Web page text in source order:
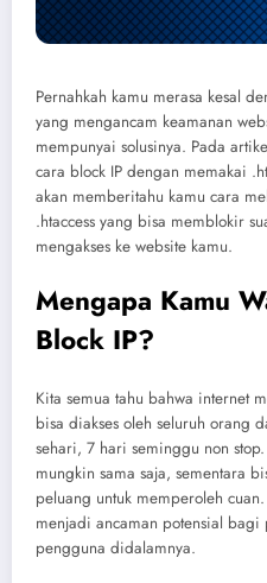
Pernahkah kamu merasa kesal
yang mengancam keamanan
mempunyai solusinya. Pada
cara block IP dengan memakai
akan memberitahu kamu cara
.htaccess yang bisa memblokir
mengakses ke website kamu.
Mengapa Kamu
Block IP?
Kita semua tahu bahwa internet
bisa diakses oleh seluruh orang
sehari, 7 hari seminggu non
mungkin sama saja, sementara
peluang untuk memperoleh
menjadi ancaman potensial bagi
pengguna didalamnya.